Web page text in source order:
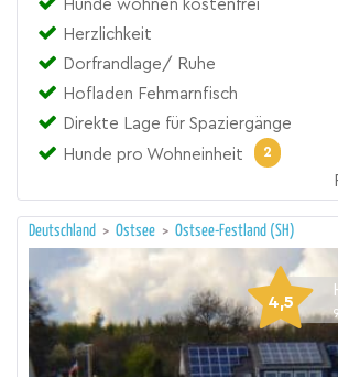
Hunde wohnen kostenfrei
Herzlichkeit
Dorfrandlage/ Ruhe
Hofladen Fehmarnfisch
Direkte Lage für Spaziergänge
Hunde pro Wohneinheit
2
Deutschland > Ostsee > Ostsee-Festland (SH)
4,5
9